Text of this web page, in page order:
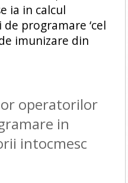
ia in calcul
programare ‘cel
imunizare din
operatorilor
in
intocmesc